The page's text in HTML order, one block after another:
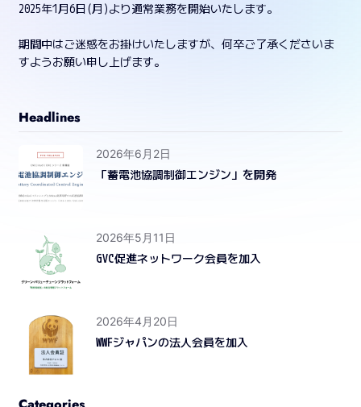
2025年1月6日(月)より通常業務を開始いたします。
期間中はご迷惑をお掛けいたしますが、何卒ご了承くださいま
すようお願い申し上げます。
Headlines
2026年6月2日
「蓄電池協調制御エンジン」を開発
2026年5月11日
GVC促進ネットワーク会員を加入
2026年4月20日
WWFジャパンの法人会員を加入